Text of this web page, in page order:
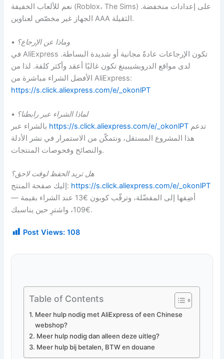
نعم للألعاب الخفيفة (Roblox، The Sims) على إعدادات منخفضة.
الجهاز غير مخصّص لعناوين AAA الثقيلة.
• وماذا عن الإرجاع؟
في AliExpress تكون الإرجاعات عادةً مجانية أو شديدة البساطة.
لدى مواقع الدروبشيبينغ تكون غالبًا أعقد وأكثر كلفة. لذا من
الأفضل الشراء مباشرة من AliExpress:
https://s.click.aliexpress.com/e/_okonlPT
• لماذا الشراء عبر رابطنا؟
https://s.click.aliexpress.com/e/_okonlPT
هذا المشروع المستقل، ونتمكّن من الاستمرار في نشر الأدلة
والنصائح وفحوصات المنتجات.
هل تريد الحفظ لوقت لاحق؟
إليك صفحة المنتج: https://s.click.aliexpress.com/e/_okonlPT
— أضِفها إلى المفضّلة، وترقّب كوبون €13 عند الشراء بقيمة
€109، واشترِ حين يناسبك.
Post Views: 108
Table of Contents
Meer hulp nodig met AliExpress of een Chinese
webshop?
Meer hulp nodig dan alleen deze uitleg?
Meer hulp bij betalen, BTW en douane